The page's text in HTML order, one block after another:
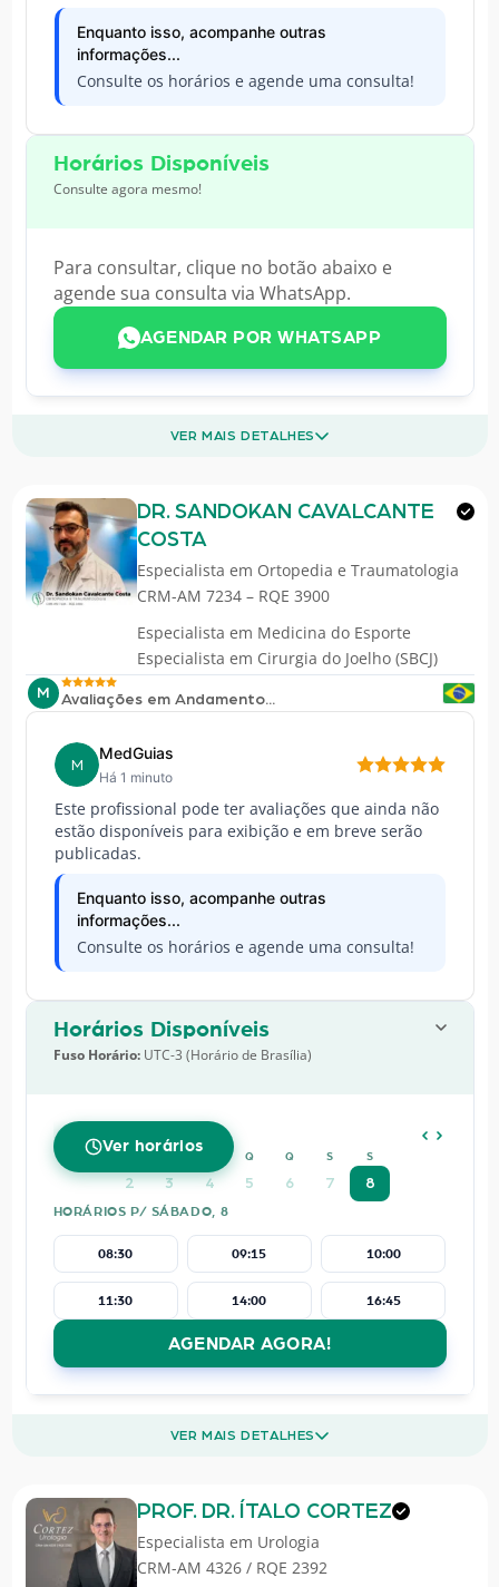
Enquanto isso, acompanhe outras
informações...
Consulte os horários e agende uma consulta!
Horários Disponíveis
Consulte agora mesmo!
Para consultar, clique no botão abaixo e
agende sua consulta via WhatsApp.
AGENDAR POR WHATSAPP
VER MAIS DETALHES
DR. SANDOKAN CAVALCANTE
COSTA
Especialista em Ortopedia e Traumatologia
CRM-AM 7234 – RQE 3900
Especialista em Medicina do Esporte
Especialista em Cirurgia do Joelho (SBCJ)
M Avaliações em Andamento...
M
MedGuias
Há 1 minuto
Este profissional pode ter avaliações que ainda não
estão disponíveis para exibição e em breve serão
publicadas.
Enquanto isso, acompanhe outras
informações...
Consulte os horários e agende uma consulta!
Horários Disponíveis
Fuso Horário:UTC-3 (Horário de Brasília)
Ver horários
AGOSTO 2026
Q Q S S
2 3 4 5 6 7 8
HORÁRIOS P/ SÁBADO, 8
08:30 09:15 10:00
11:30 14:00 16:45
AGENDAR AGORA!
VER MAIS DETALHES
PROF. DR. ÍTALO CORTEZ
Especialista em Urologia
CRM-AM 4326 / RQE 2392